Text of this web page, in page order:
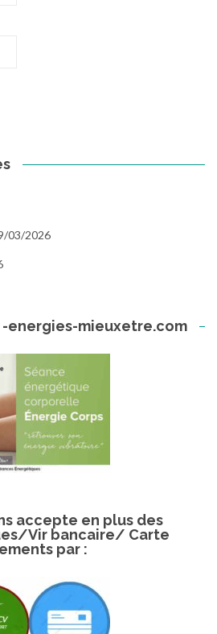
03/2026
-energies-mieuxetre.com
accepte en plus des
Vir bancaire/ Carte
par :